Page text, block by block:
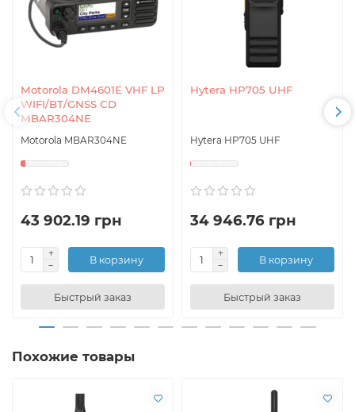
Motorola DM4601E VHF LP
WIFI/BT/GNSS CD
MBAR304NE
Motorola MBAR304NE
43 902.19 грн
В корзину
Быстрый заказ
Hytera HP705 UHF
Hytera HP705 UHF
34 946.76 грн
В корзину
Быстрый заказ
Похожие товары